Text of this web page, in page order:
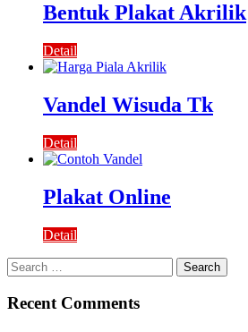
Bentuk Plakat Akrilik
Detail
Vandel Wisuda Tk
Detail
Plakat Online
Detail
Search
for:
Recent Comments